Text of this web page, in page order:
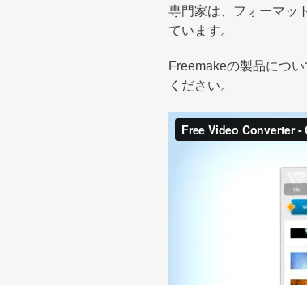
専門家は、フォーマッ
ています。
Freemakeの製品につ
ください。